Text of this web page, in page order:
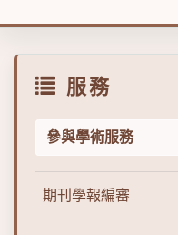
服務
參與學術服務
期刊學報編審